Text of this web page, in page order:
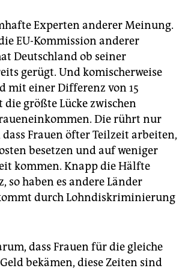
Experten anderer Meinung.
EU-Kommission anderer
Deutschland ob seiner
gerügt. Und komischerweise
mit einer Differenz von 15
die größte Lücke zwischen
Die rührt nur
Frauen öfter Teilzeit arbeiten,
besetzen und auf weniger
kommen. Knapp die Hälfte
so haben es andere Länder
durch Lohndiskriminierung
dass Frauen für die gleiche
bekämen, diese Zeiten sind